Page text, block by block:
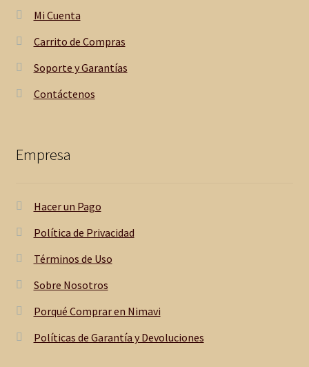
Mi Cuenta
Carrito de Compras
Soporte y Garantías
Contáctenos
Empresa
Hacer un Pago
Política de Privacidad
Términos de Uso
Sobre Nosotros
Porqué Comprar en Nimavi
Políticas de Garantía y Devoluciones